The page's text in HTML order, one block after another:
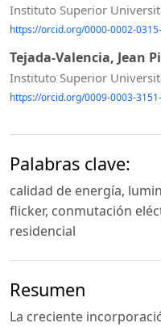
Instituto Superior
https://orcid.org/0000-0002-
Tejada-Valencia, Jean
Instituto Superior
https://orcid.org/0009-0003-
Palabras clave:
calidad de energía,
flicker, conmutación
residencial
Resumen
La creciente